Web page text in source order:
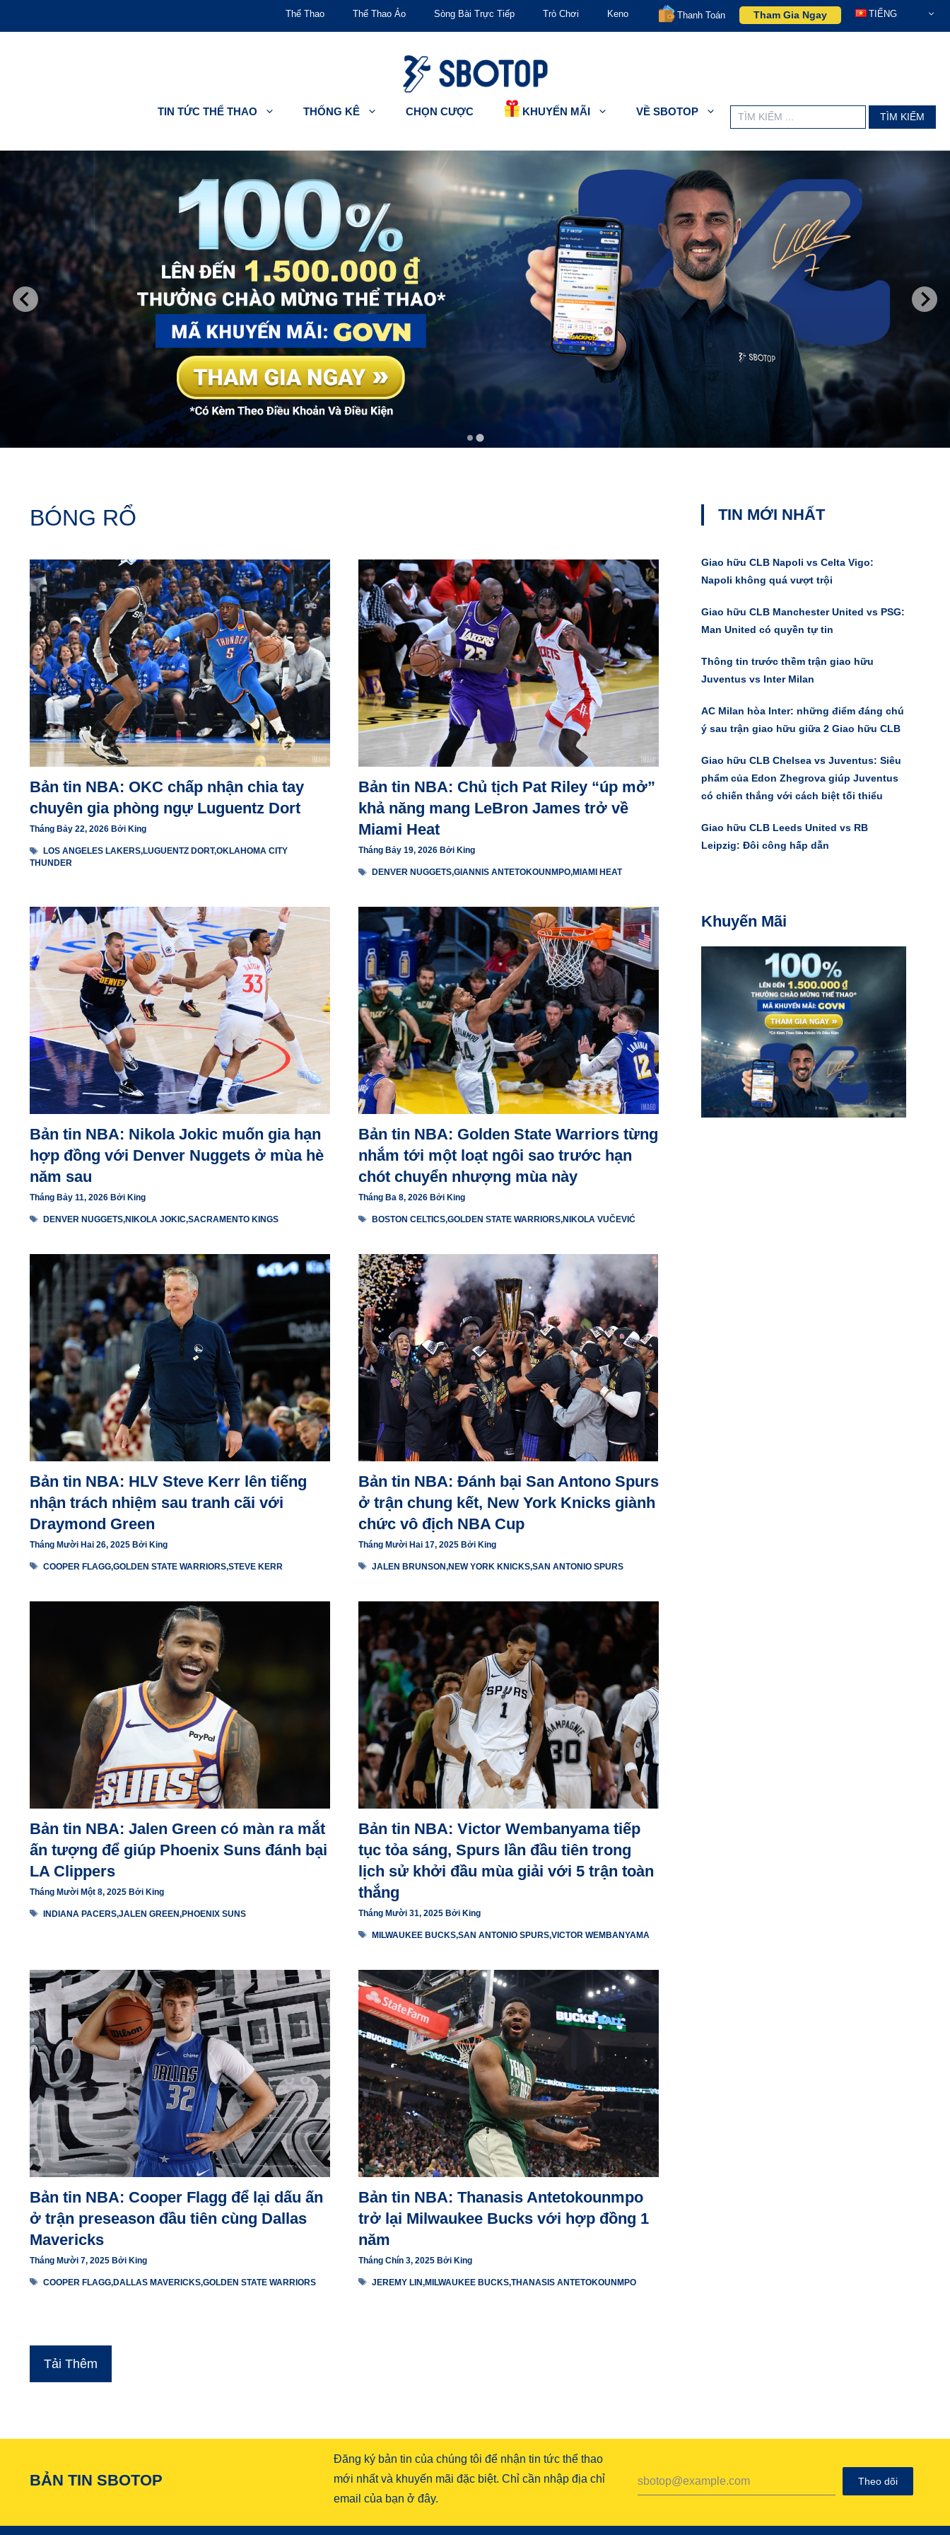
Thể Thao Thể Thao Ảo Sòng Bài Trực Tiếp Trò Chơi Keno Thanh Toán Tham Gia Ngay TIẾNG
TIN TỨC THỂ THAO THỐNG KÊ CHỌN CƯỢC KHUYẾN MÃI VỀ SBOTOP
Search
for:
BÓNG RỔ
Bản tin NBA: OKC chấp nhận chia tay
chuyên gia phòng ngự Luguentz Dort
Tháng Bảy 22, 2026 Bởi King
Thẻ
LOS ANGELES LAKERS,LUGUENTZ DORT,OKLAHOMA CITY
THUNDER
Bản tin NBA: Chủ tịch Pat Riley “úp mở”
khả năng mang LeBron James trở về
Miami Heat
Tháng Bảy 19, 2026 Bởi King
Thẻ
DENVER NUGGETS,GIANNIS ANTETOKOUNMPO,MIAMI HEAT
Bản tin NBA: Nikola Jokic muốn gia hạn
hợp đồng với Denver Nuggets ở mùa hè
năm sau
Tháng Bảy 11, 2026 Bởi King
Thẻ
DENVER NUGGETS,NIKOLA JOKIC,SACRAMENTO KINGS
Bản tin NBA: Golden State Warriors từng
nhắm tới một loạt ngôi sao trước hạn
chót chuyển nhượng mùa này
Tháng Ba 8, 2026 Bởi King
Thẻ
BOSTON CELTICS,GOLDEN STATE WARRIORS,NIKOLA VUČEVIĆ
Bản tin NBA: HLV Steve Kerr lên tiếng
nhận trách nhiệm sau tranh cãi với
Draymond Green
Tháng Mười Hai 26, 2025 Bởi King
Thẻ
COOPER FLAGG,GOLDEN STATE WARRIORS,STEVE KERR
Bản tin NBA: Đánh bại San Antono Spurs
ở trận chung kết, New York Knicks giành
chức vô địch NBA Cup
Tháng Mười Hai 17, 2025 Bởi King
Thẻ
JALEN BRUNSON,NEW YORK KNICKS,SAN ANTONIO SPURS
Bản tin NBA: Jalen Green có màn ra mắt
ấn tượng để giúp Phoenix Suns đánh bại
LA Clippers
Tháng Mười Một 8, 2025 Bởi King
Thẻ
INDIANA PACERS,JALEN GREEN,PHOENIX SUNS
Bản tin NBA: Victor Wembanyama tiếp
tục tỏa sáng, Spurs lần đầu tiên trong
lịch sử khởi đầu mùa giải với 5 trận toàn
thắng
Tháng Mười 31, 2025 Bởi King
Thẻ
MILWAUKEE BUCKS,SAN ANTONIO SPURS,VICTOR WEMBANYAMA
Bản tin NBA: Cooper Flagg để lại dấu ấn
ở trận preseason đầu tiên cùng Dallas
Mavericks
Tháng Mười 7, 2025 Bởi King
Thẻ
COOPER FLAGG,DALLAS MAVERICKS,GOLDEN STATE WARRIORS
Bản tin NBA: Thanasis Antetokounmpo
trở lại Milwaukee Bucks với hợp đồng 1
năm
Tháng Chín 3, 2025 Bởi King
Thẻ
JEREMY LIN,MILWAUKEE BUCKS,THANASIS ANTETOKOUNMPO
Tải Thêm
TIN MỚI NHẤT
Giao hữu CLB Napoli vs Celta Vigo:
Napoli không quá vượt trội
Giao hữu CLB Manchester United vs PSG:
Man United có quyền tự tin
Thông tin trước thềm trận giao hữu
Juventus vs Inter Milan
AC Milan hòa Inter: những điểm đáng chú
ý sau trận giao hữu giữa 2 Giao hữu CLB
Giao hữu CLB Chelsea vs Juventus: Siêu
phẩm của Edon Zhegrova giúp Juventus
có chiến thắng với cách biệt tối thiểu
Giao hữu CLB Leeds United vs RB
Leipzig: Đôi công hấp dẫn
Khuyến Mãi
BẢN TIN SBOTOP
Đăng ký bản tin của chúng tôi để nhận tin tức thể thao
mới nhất và khuyến mãi đặc biệt. Chỉ cần nhập địa chỉ
email của bạn ở đây.
Theo dõi